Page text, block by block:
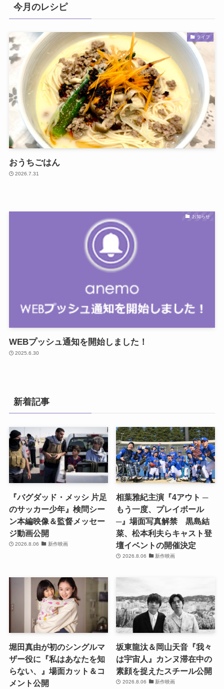
今月のレシピ
ライフ
おうちごはん
2026.7.31
お知らせ
WEBプッシュ通知を開始しました！
2025.6.30
新着記事
『バグダッド・メッシ 片足
のサッカー少年』検問シー
ン本編映像＆監督メッセー
ジ動画公開
2026.8.06 新作映画
相葉雅紀主演『4アウト ─
もう一度、プレイボール
─』場面写真解禁 黒島結
菜、松本利夫らキャスト登
壇イベントの開催決定
2026.8.06 新作映画
堀田真由が初のシングルマ
ザー役に『私はあなたを知
らない、』場面カット＆コ
メント公開
坂東龍汰＆岡山天音『我々
は宇宙人』カンヌ滞在中の
素顔を捉えたスチール公開
2026.8.06 新作映画